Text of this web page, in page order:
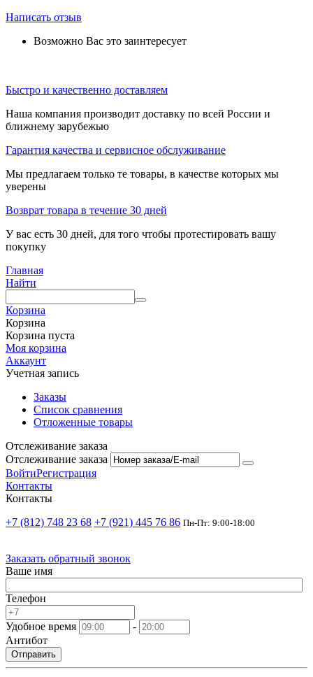
Написать отзыв
Возможно Вас это заинтересует
Быстро и качественно доставляем
Наша компания производит доставку по всей России и
ближнему зарубежью
Гарантия качества и сервисное обслуживание
Мы предлагаем только те товары, в качестве которых мы
уверены
Возврат товара в течение 30 дней
У вас есть 30 дней, для того чтобы протестировать вашу
покупку
Главная
Найти
Корзина
Корзина
Корзина пуста
Моя корзина
Аккаунт
Учетная запись
Заказы
Список сравнения
Отложенные товары
Отслеживание заказа
Отслеживание заказа
ВойтиРегистрация
Контакты
Контакты
+7 (812) 748 23 68 +7 (921) 445 76 86 Пн-Пт: 9:00-18:00
Заказать обратный звонок
Ваше имя
Телефон
Удобное время
-
Антибот
Отправить